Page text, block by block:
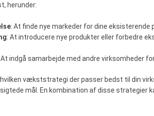
herunder:
: At finde nye markeder for dine eksisterende
: At introducere nye produkter eller forbedre
At indgå samarbejde med andre virksomheder
vækststrategi der passer bedst til din
mål. En kombination af disse strategier